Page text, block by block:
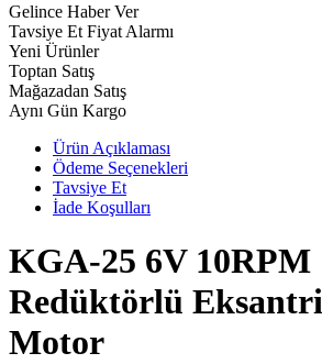
Gelince Haber Ver
Tavsiye Et Fiyat Alarmı
Yeni Ürünler
Toptan Satış
Mağazadan Satış
Aynı Gün Kargo
Ürün Açıklaması
Ödeme Seçenekleri
Tavsiye Et
İade Koşulları
KGA-25 6V 10RPM
Redüktörlü
Motor